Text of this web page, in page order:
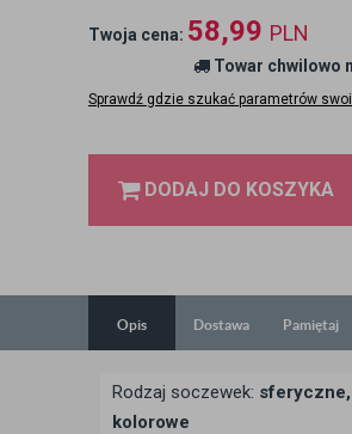
Twoja cena: 58,99 PLN
Towar chwilowo
Sprawdź gdzie szukać parametrów
DODAJ DO KOSZYKA
Opis Dostawa Pamiętaj
Rodzaj soczewek: sferyczne,
kolorowe